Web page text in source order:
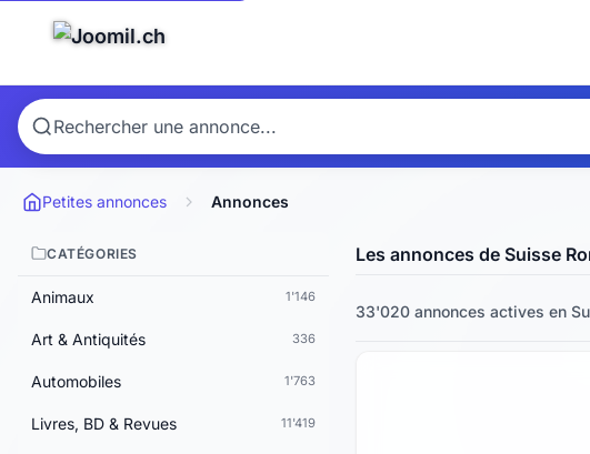
Petites annonces Annonces
CATÉGORIES
Animaux 1'146
Art & Antiquités 336
Automobiles 1'763
Livres, BD & Revues 11'419
Les annonces de Suisse
33'020 annonces actives en